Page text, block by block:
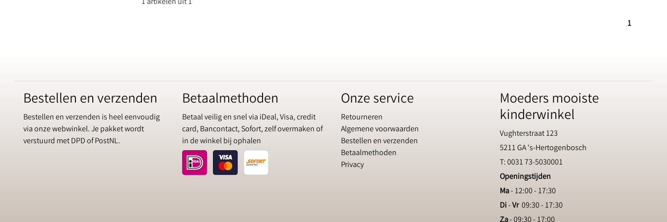
1
Bestellen en verzenden
Bestellen en verzenden is heel eenvoudig
via onze webwinkel. Je pakket wordt
verstuurd met DPD of PostNL.
Betaalmethoden
Betaal veilig en snel via iDeal, Visa, credit
card, Bancontact, Sofort, zelf overmaken of
in de winkel bij ophalen
Onze service
Retourneren
Algemene voorwaarden
Bestellen en verzenden
Betaalmethoden
Privacy
Moeders mooiste
kinderwinkel
Vughterstraat 123
5211 GA 's-Hertogenbosch
T: 0031 73-5030001
Openingstijden
Ma- 12:00 - 17:30
Di-Vr09:30 - 17:30